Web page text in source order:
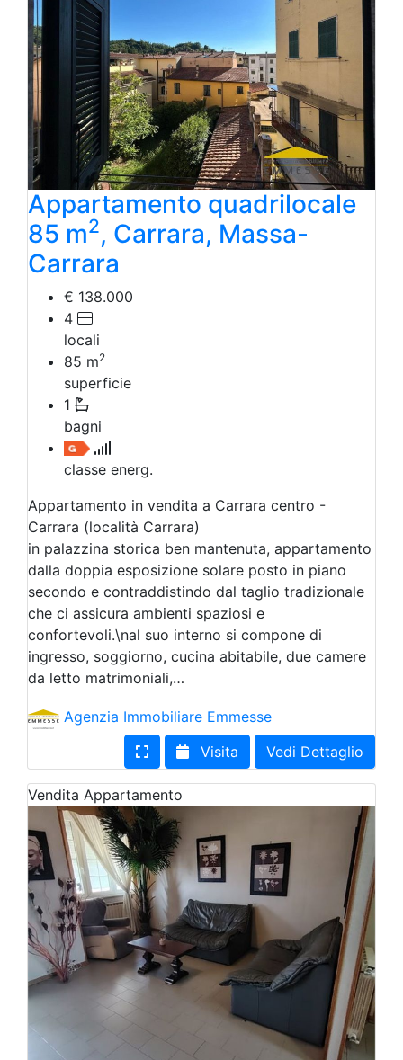
Appartamento quadrilocale
85 m2, Carrara, Massa-
Carrara
€ 138.000
4
locali
85 m2
superficie
1
bagni
classe energ.
Appartamento in vendita a Carrara centro -
Carrara (località Carrara)
in palazzina storica ben mantenuta, appartamento
dalla doppia esposizione solare posto in piano
secondo e contraddistindo dal taglio tradizionale
che ci assicura ambienti spaziosi e
confortevoli.\nal suo interno si compone di
ingresso, soggiorno, cucina abitabile, due camere
da letto matrimoniali,…
Agenzia Immobiliare Emmesse
Visita
Vedi Dettaglio
Vendita Appartamento